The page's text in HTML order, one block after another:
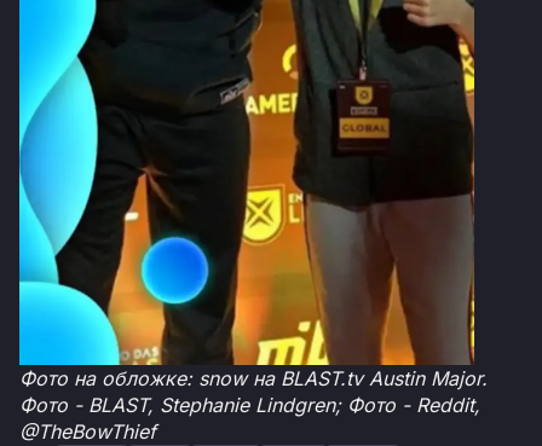
Фото на обложке: snow на BLAST.tv Austin Major.
Фото - BLAST, Stephanie Lindgren; Фото - Reddit,
@TheBowThief